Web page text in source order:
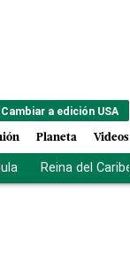
Cambiar a edición USA
Planeta Videos
Reina del Caribe